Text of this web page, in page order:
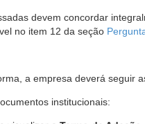
devem concordar
no item 12 da seção
a empresa deverá seguir
institucionais: